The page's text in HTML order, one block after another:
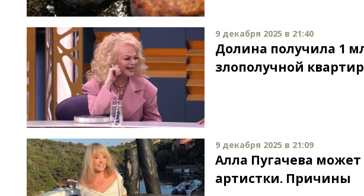
9 декабря 2025 в 21:40
Долина получила 1
злополучной
9 декабря 2025 в 21:09
Алла Пугачева
артистки. Причины